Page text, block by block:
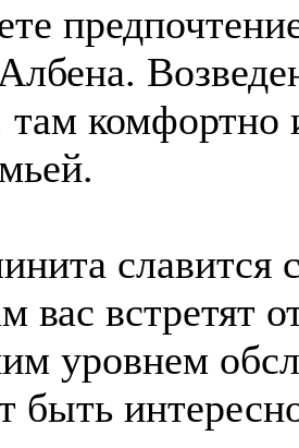
комфортно
вас встретят
уровнем
быть